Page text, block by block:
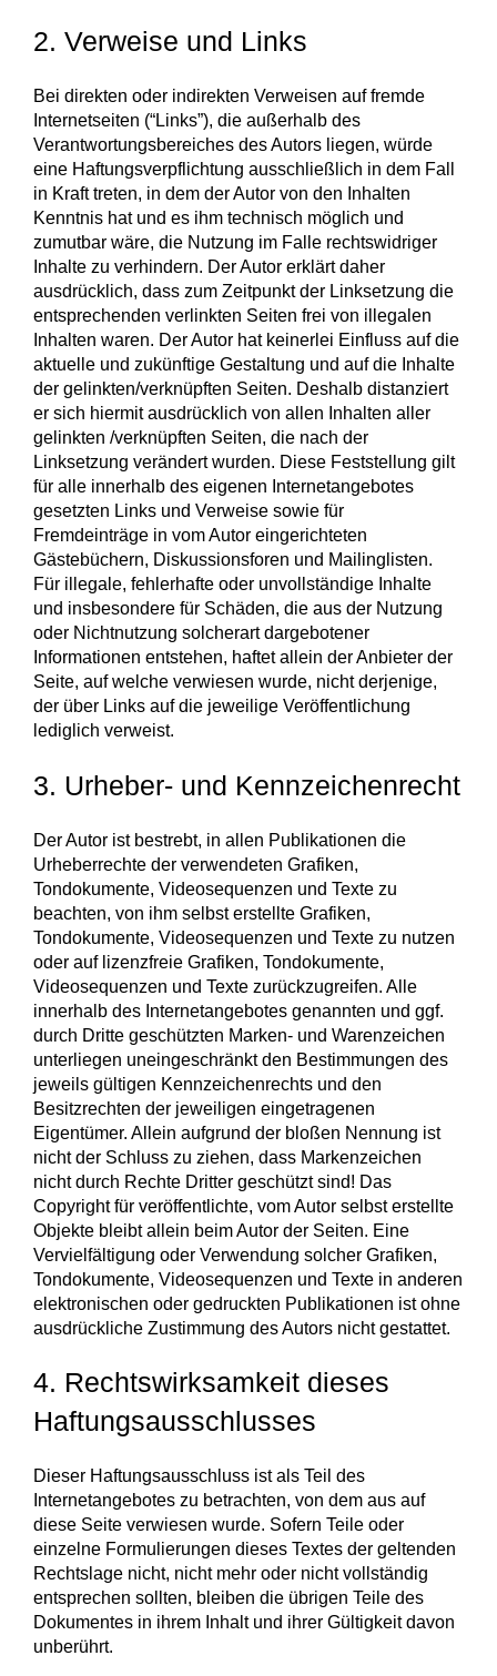
2. Verweise und Links
Bei direkten oder indirekten Verweisen auf fremde
Internetseiten (“Links”), die außerhalb des
Verantwortungsbereiches des Autors liegen, würde
eine Haftungsverpflichtung ausschließlich in dem Fall
in Kraft treten, in dem der Autor von den Inhalten
Kenntnis hat und es ihm technisch möglich und
zumutbar wäre, die Nutzung im Falle rechtswidriger
Inhalte zu verhindern. Der Autor erklärt daher
ausdrücklich, dass zum Zeitpunkt der Linksetzung die
entsprechenden verlinkten Seiten frei von illegalen
Inhalten waren. Der Autor hat keinerlei Einfluss auf die
aktuelle und zukünftige Gestaltung und auf die Inhalte
der gelinkten/verknüpften Seiten. Deshalb distanziert
er sich hiermit ausdrücklich von allen Inhalten aller
gelinkten /verknüpften Seiten, die nach der
Linksetzung verändert wurden. Diese Feststellung gilt
für alle innerhalb des eigenen Internetangebotes
gesetzten Links und Verweise sowie für
Fremdeinträge in vom Autor eingerichteten
Gästebüchern, Diskussionsforen und Mailinglisten.
Für illegale, fehlerhafte oder unvollständige Inhalte
und insbesondere für Schäden, die aus der Nutzung
oder Nichtnutzung solcherart dargebotener
Informationen entstehen, haftet allein der Anbieter der
Seite, auf welche verwiesen wurde, nicht derjenige,
der über Links auf die jeweilige Veröffentlichung
lediglich verweist.
3. Urheber- und Kennzeichenrecht
Der Autor ist bestrebt, in allen Publikationen die
Urheberrechte der verwendeten Grafiken,
Tondokumente, Videosequenzen und Texte zu
beachten, von ihm selbst erstellte Grafiken,
Tondokumente, Videosequenzen und Texte zu nutzen
oder auf lizenzfreie Grafiken, Tondokumente,
Videosequenzen und Texte zurückzugreifen. Alle
innerhalb des Internetangebotes genannten und ggf.
durch Dritte geschützten Marken- und Warenzeichen
unterliegen uneingeschränkt den Bestimmungen des
jeweils gültigen Kennzeichenrechts und den
Besitzrechten der jeweiligen eingetragenen
Eigentümer. Allein aufgrund der bloßen Nennung ist
nicht der Schluss zu ziehen, dass Markenzeichen
nicht durch Rechte Dritter geschützt sind! Das
Copyright für veröffentlichte, vom Autor selbst erstellte
Objekte bleibt allein beim Autor der Seiten. Eine
Vervielfältigung oder Verwendung solcher Grafiken,
Tondokumente, Videosequenzen und Texte in anderen
elektronischen oder gedruckten Publikationen ist ohne
ausdrückliche Zustimmung des Autors nicht gestattet.
4. Rechtswirksamkeit dieses
Haftungsausschlusses
Dieser Haftungsausschluss ist als Teil des
Internetangebotes zu betrachten, von dem aus auf
diese Seite verwiesen wurde. Sofern Teile oder
einzelne Formulierungen dieses Textes der geltenden
Rechtslage nicht, nicht mehr oder nicht vollständig
entsprechen sollten, bleiben die übrigen Teile des
Dokumentes in ihrem Inhalt und ihrer Gültigkeit davon
unberührt.